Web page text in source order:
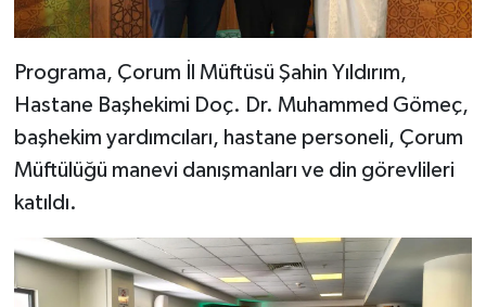
Programa, Çorum İl Müftüsü Şahin Yıldırım,
Hastane Başhekimi Doç. Dr. Muhammed Gömeç,
başhekim yardımcıları, hastane personeli, Çorum
Müftülüğü manevi danışmanları ve din görevlileri
katıldı.
Diyarbakır Müftülüğü
Edirne Müftülüğü
Elazığ Müftülüğü
İhtida Haberleri